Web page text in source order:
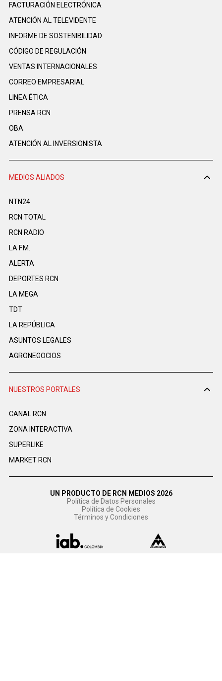
FACTURACIÓN ELECTRÓNICA
ATENCIÓN AL TELEVIDENTE
INFORME DE SOSTENIBILIDAD
CÓDIGO DE REGULACIÓN
VENTAS INTERNACIONALES
CORREO EMPRESARIAL
LINEA ÉTICA
PRENSA RCN
OBA
ATENCIÓN AL INVERSIONISTA
MEDIOS ALIADOS
NTN24
RCN TOTAL
RCN RADIO
LA F.M.
ALERTA
DEPORTES RCN
LA MEGA
TDT
LA REPÚBLICA
ASUNTOS LEGALES
AGRONEGOCIOS
NUESTROS PORTALES
CANAL RCN
ZONA INTERACTIVA
SUPERLIKE
MARKET RCN
UN PRODUCTO DE RCN MEDIOS 2026
Política de Datos Personales
Política de Cookies
Términos y Condiciones